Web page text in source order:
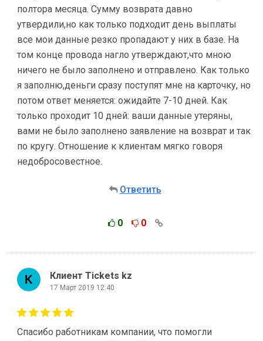
полтора месяца. Сумму возврата давно
утвердили,но как только подходит день выплаты
все мои данные резко пропадают у них в базе. На
том конце провода нагло утверждают,что мною
ничего не было заполнено и отправлено. Как только
я заполню,деньги сразу поступят мне на карточку, но
потом ответ меняется: ожидайте 7-10 дней. Как
только проходит 10 дней: ваши данные утеряны,
вами не было заполнено заявление на возврат и так
по кругу. Отношение к клиентам мягко говоря
недобросовестное.
Ответить
0 0
Клиент Tickets kz
17 Март 2019 12:40
Спасибо работникам компании, что помогли